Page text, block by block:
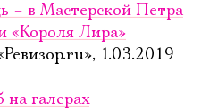
– в Мастерской Петра
«Короля Лира»
1.03.2019
галерах